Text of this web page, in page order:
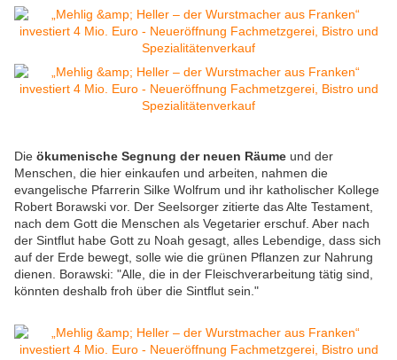
Die ökumenische Segnung der neuen Räume und der
Menschen, die hier einkaufen und arbeiten, nahmen die
evangelische Pfarrerin Silke Wolfrum und ihr katholischer Kollege
Robert Borawski vor. Der Seelsorger zitierte das Alte Testament,
nach dem Gott die Menschen als Vegetarier erschuf. Aber nach
der Sintflut habe Gott zu Noah gesagt, alles Lebendige, dass sich
auf der Erde bewegt, solle wie die grünen Pflanzen zur Nahrung
dienen. Borawski: "Alle, die in der Fleischverarbeitung tätig sind,
könnten deshalb froh über die Sintflut sein."